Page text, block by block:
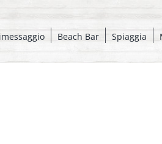
Beach Bar Spiaggia